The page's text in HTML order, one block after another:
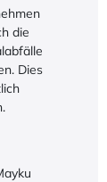
die
Dies